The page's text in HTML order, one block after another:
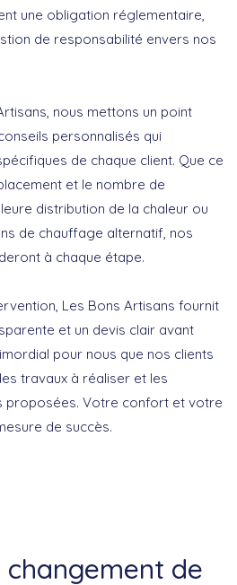
une obligation réglementaire,
de responsabilité envers nos
nous mettons un point
personnalisés qui
de chaque client. Que ce
et le nombre de
distribution de la chaleur ou
de chauffage alternatif, nos
à chaque étape.
Les Bons Artisans fournit
et un devis clair avant
pour nous que nos clients
travaux à réaliser et les
proposées. Votre confort et votre
de succès.
de